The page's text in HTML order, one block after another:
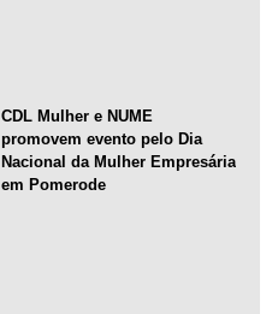
CDL Mulher e NUME
promovem evento pelo Dia
Nacional da Mulher Empresária
em Pomerode